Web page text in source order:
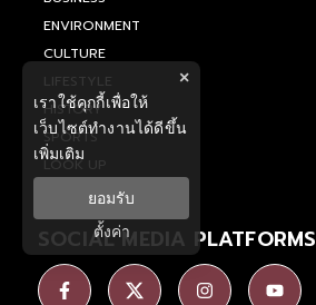
ENVIRONMENT
CULTURE
LIFESTYLE
HISTORY
SPORTS
LOOK UP
SOCIAL MEDIA PLATFORMS
×
เราใช้คุกกี้เพื่อให้
เว็บไซต์ทำงานได้ดีขึ้น
เพิ่มเติม
ยอมรับ
ตั้งค่า